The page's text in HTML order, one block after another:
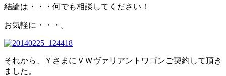
結論は・・・何でも相談してください！
お気軽に・・・。
それから、ＹさまにＶＷヴァリアントワゴンご契約して頂き
ました。